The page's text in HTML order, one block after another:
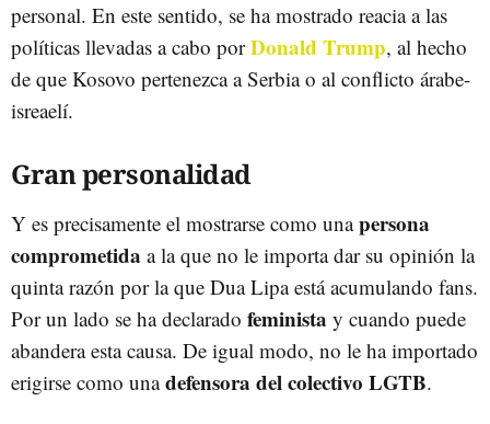
personal. En este sentido, se ha mostrado reacia a las
políticas llevadas a cabo porDonald Trump, al hecho
de que Kosovo pertenezca a Serbia o al conflicto árabe-
isreaelí.
Gran personalidad
Y es precisamente el mostrarse como unapersona
comprometida a la que no le importa dar su opinión la
quinta razón por la que Dua Lipa está acumulando fans.
Por un lado se ha declarado feminista y cuando puede
abandera esta causa. De igual modo, no le ha importado
erigirse como unadefensora del colectivo LGTB.